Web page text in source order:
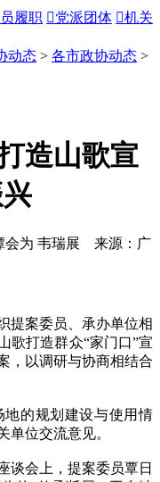
履职 党派团体 机关
动态 > 各市政协动态 >
造山歌宣
会为 韦瑞展 来源：广
案委员、承办单位相
歌打造群众“家门口”宣
，以调研与协商相结合
的规划建设与使用情
单位交流意见。
会上，提案委员覃日